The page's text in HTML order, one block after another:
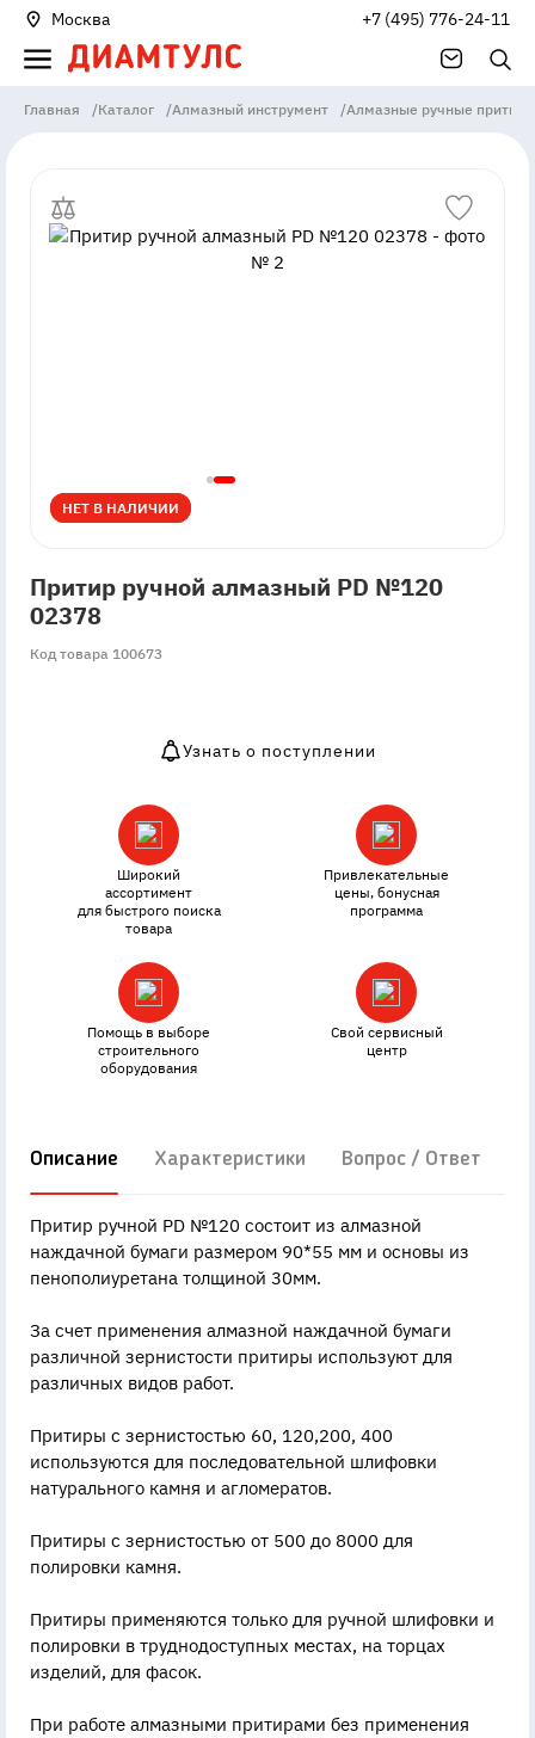
Москва +7 (495) 776-24-11
Главная /Каталог /Алмазный инструмент /Алмазные ручные притиры
НЕТ В НАЛИЧИИ
НЕТ В НАЛИЧИИ
Притир ручной алмазный PD №120
02378
Код товара 100673
Узнать о поступлении
Широкий
ассортимент
для быстрого поиска
товара
Привлекательные
цены, бонусная
программа
Помощь в выборе
строительного
оборудования
Свой сервисный
центр
Описание Характеристики Вопрос / Ответ
Притир ручной PD №120 состоит из алмазной
наждачной бумаги размером 90*55 мм и основы из
пенополиуретана толщиной 30мм.
За счет применения алмазной наждачной бумаги
различной зернистости притиры используют для
различных видов работ.
Притиры c зернистостью 60, 120,200, 400
используются для последовательной шлифовки
натурального камня и агломератов.
Притиры с зернистостью от 500 до 8000 для
полировки камня.
Притиры применяются только для ручной шлифовки и
полировки в труднодоступных местах, на торцах
изделий, для фасок.
При работе алмазными притирами без применения